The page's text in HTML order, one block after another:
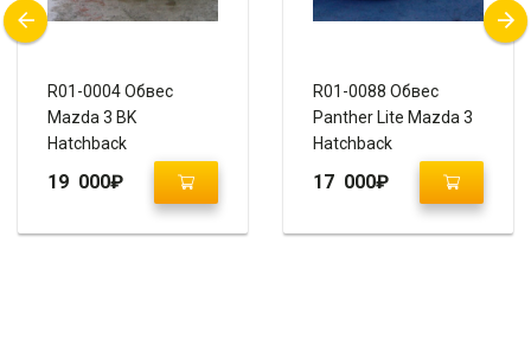
R01-0004 Обвес
Mazda 3 BK
Hatchback
19 000₽
R01-0088 Обвес
Panther Lite Mazda 3
Hatchback
17 000₽